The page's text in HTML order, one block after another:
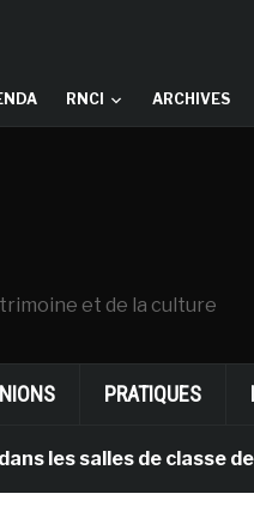
RNCI ARCHIVES
et de la culture
PRATIQUES
de classe des